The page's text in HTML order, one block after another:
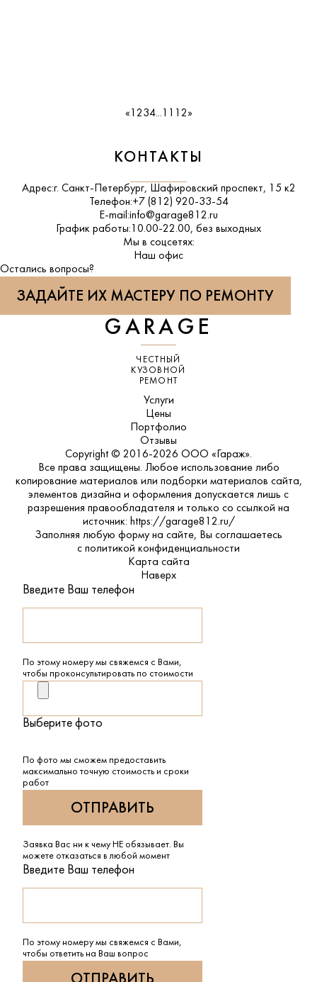
« 234... 12»
КОНТАКТЫ
Адрес:г. Санкт-Петербург, Шафировский проспект, 15 к2
Телефон:+7 (812) 920-33-54
E-mail:info@garage812.ru
График работы: 10.00-22.00, без выходных
Мы в соцсетях:
ВКонтакте
Наш офис
Остались вопросы?
ЗАДАЙТЕ ИХ МАСТЕРУ ПО РЕМОНТУ
GARAGE
ЧЕСТНЫЙ
КУЗОВНОЙ
РЕМОНТ
Услуги
Цены
Портфолио
Отзывы
Copyright © 2016-2026 ООО «Гараж».
Все права защищены. Любое использование либо
копирование материалов или подборки материалов сайта,
элементов дизайна и оформления допускается лишь с
разрешения правообладателя и только со ссылкой на
источник: https://garage812.ru/
Заполняя любую форму на сайте, Вы соглашаетесь
с политикой конфиденциальности
Карта сайта
Наверх
Введите Ваш телефон
По этому номеру мы свяжемся с Вами,
чтобы проконсультировать по стоимости
Выберите фото
По фото мы сможем предоставить
максимально точную стоимость и сроки
работ
Заявка Вас ни к чему НЕ обязывает. Вы
можете отказаться в любой момент
Введите Ваш телефон
По этому номеру мы свяжемся с Вами,
чтобы ответить на Ваш вопрос